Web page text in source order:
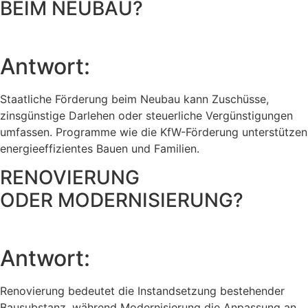
BEIM NEUBAU?
Antwort:
Staatliche Förderung beim Neubau kann Zuschüsse,
zinsgünstige Darlehen oder steuerliche Vergünstigungen
umfassen. Programme wie die KfW-Förderung unterstützen
energieeffizientes Bauen und Familien.
RENOVIERUNG
ODER MODERNISIERUNG?
Antwort:
Renovierung bedeutet die Instandsetzung bestehender